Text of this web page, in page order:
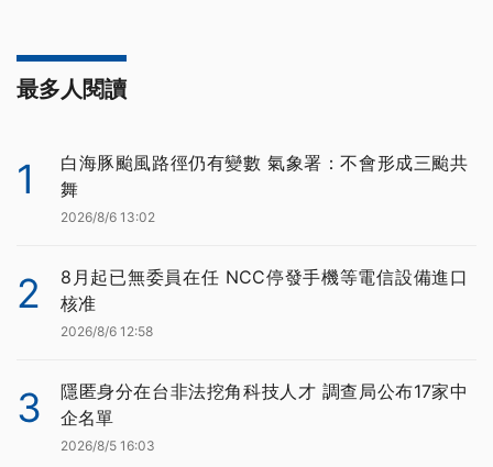
最多人閱讀
1
白海豚颱風路徑仍有變數 氣象署：不會形成三颱共
舞
2026/8/6 13:02
2
8月起已無委員在任 NCC停發手機等電信設備進口
核准
2026/8/6 12:58
3
隱匿身分在台非法挖角科技人才 調查局公布17家中
企名單
2026/8/5 16:03